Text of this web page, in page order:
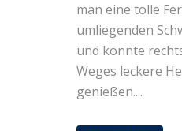
man eine tolle
umliegenden
und konnte
Weges leckere
genießen....